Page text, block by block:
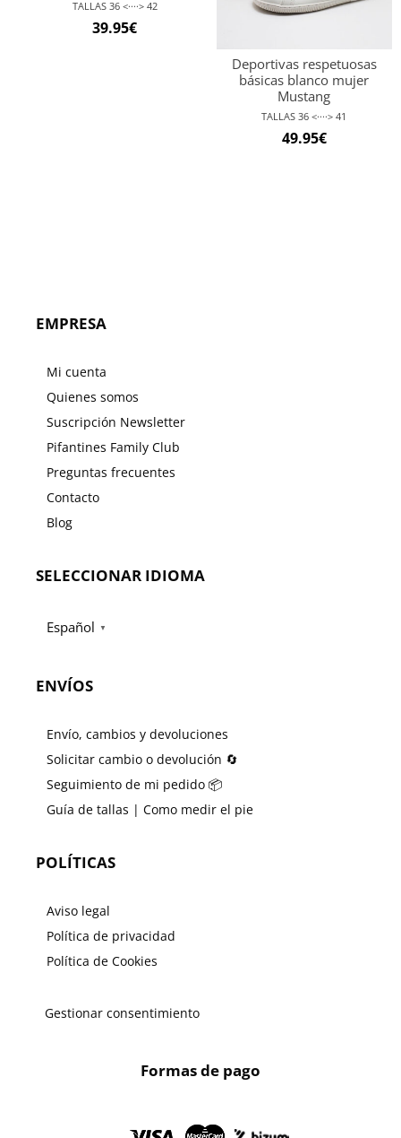
TALLAS 36 <····> 42
39.95€
Deportivas respetuosas
básicas blanco mujer
Mustang
TALLAS 36 <····> 41
49.95€
EMPRESA
Mi cuenta
Quienes somos
Suscripción Newsletter
Pifantines Family Club
Preguntas frecuentes
Contacto
Blog
SELECCIONAR IDIOMA
Español ▼
ENVÍOS
Envío, cambios y devoluciones
Solicitar cambio o devolución 🔄
Seguimiento de mi pedido 📦
Guía de tallas | Como medir el pie
POLÍTICAS
Aviso legal
Política de privacidad
Política de Cookies
Gestionar consentimiento
Formas de pago